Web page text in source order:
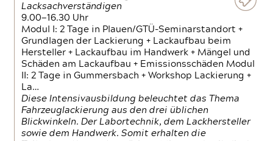
Lacksachverständigen
9.00—16.30 Uhr
Modul I: 2 Tage in Plauen/GTÜ-Seminarstandort +
Grundlagen der Lackierung + Lackaufbau beim
Hersteller + Lackaufbau im Handwerk + Mängel und
Schäden am Lackaufbau + Emissionsschäden Modul
II: 2 Tage in Gummersbach + Workshop Lackierung +
La…
Diese Intensivausbildung beleuchtet das Thema
Fahrzeuglackierung aus den drei üblichen
Blickwinkeln. Der Labortechnik, dem Lackhersteller
sowie dem Handwerk. Somit erhalten die